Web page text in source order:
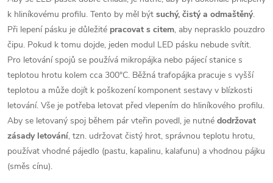
k hliníkovému profilu. Tento by měl být suchý, čistý a odmaštěný.
Při lepení pásku je důležité pracovat s citem, aby neprasklo pouzdro
čipu. Pokud k tomu dojde, jeden modul LED pásku nebude svítit.
Pro letování spojů se používá mikropájka nebo pájecí stanice s
teplotou hrotu kolem cca 300°C. Běžná trafopájka pracuje s vyšší
teplotou a může dojít k poškození komponent sestavy v blízkosti
letování. Vše je potřeba letovat před vlepením do hliníkového profilu.
Aby se letovaný spoj během pár vteřin povedl, je nutné dodržovat
zásady letování, tzn. udržovat čistý hrot, správnou teplotu hrotu,
používat vhodné pájedlo (pastu, kapalinu, kalafunu) a vhodnou pájku
(směs cínu).